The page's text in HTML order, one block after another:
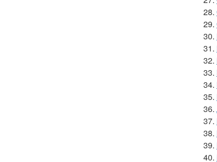
28.
29.
30.
31.
32.
33.
34.
35.
36.
37.
38.
39.
40.